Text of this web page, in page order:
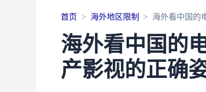
首页 海外地区限制 海外看中国的
海外看中国的
产影视的正确